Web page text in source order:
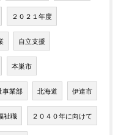
２０２１年度
自立支援
本巣市
事業部 北海道 伊達市
祉職 ２０４０年に向けて